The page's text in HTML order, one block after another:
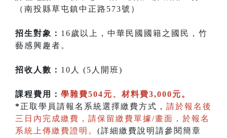
（南投縣草屯鎮中正路573號）
招生對象： 16歲以上，中華民國國籍之國民，竹
藝感興趣者。
招收人數： 10人 (5人開班)
課程費用： 學雜費504元、材料費3,000元。
* 正取學員請報名系統選擇繳費方式， 請於報名後
三日內完成繳費，請保留繳費單據/畫面，於報名
系統上傳繳費證明。 (詳細繳費說明請參閱簡章